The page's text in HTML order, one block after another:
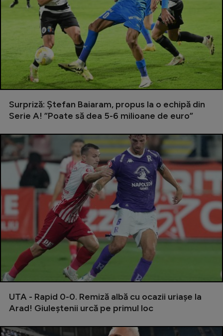
Surpriză: Ștefan Baiaram, propus la o echipă din
Serie A! ”Poate să dea 5-6 milioane de euro”
UTA - Rapid 0-0. Remiză albă cu ocazii uriașe la
Arad! Giuleștenii urcă pe primul loc